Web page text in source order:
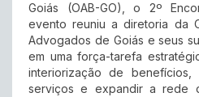
Goiás (OAB-GO), o 2º
evento reuniu a diretoria da
Advogados de Goiás e seus
em uma força-tarefa
interiorização de
serviços e expandir a rede